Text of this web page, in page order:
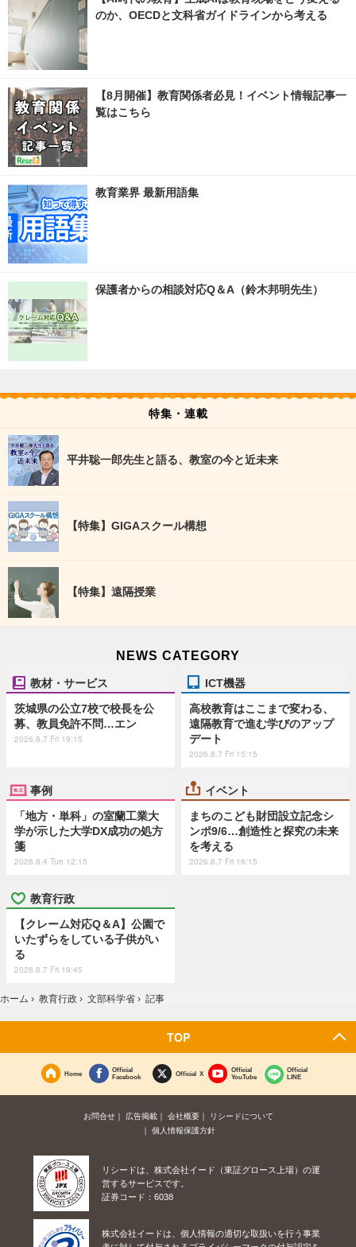
のか、OECDと文科省ガイドラインから考える
【8月開催】教育関係者必見！イベント情報記事一
覧はこちら
教育業界 最新用語集
保護者からの相談対応Q＆A（鈴木邦明先生）
特集・連載
平井聡一郎先生と語る、教室の今と近未来
【特集】GIGAスクール構想
【特集】遠隔授業
NEWS CATEGORY
教材・サービス
茨城県の公立7校で校長を公
募、教員免許不問…エン
2026.8.7 Fri 19:15
ICT機器
高校教育はここまで変わる、
遠隔教育で進む学びのアップ
デート
2026.8.7 Fri 15:15
事例
「地方・単科」の室蘭工業大
学が示した大学DX成功の処方
箋
2026.8.4 Tue 12:15
イベント
まちのこども財団設立記念シ
ンポ9/6…創造性と探究の未来
を考える
2026.8.7 Fri 16:15
教育行政
【クレーム対応Q＆A】公園で
いたずらをしている子供がい
る
2026.8.7 Fri 19:45
ホーム › 教育行政 › 文部科学省 › 記事
TOP
Home
Official
Facebook
Official X
Official
YouTube
Official
LINE
お問合せ 広告掲載 会社概要
リシードについて
個人情報保護方針
リシードは、株式会社イード（東証グロース上場）の運
営するサービスです。
証券コード：6038
株式会社イードは、個人情報の適切な取扱いを行う事業